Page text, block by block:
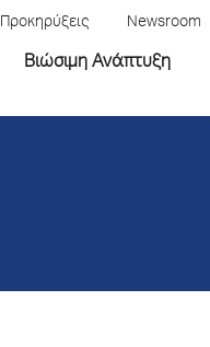
Προκηρύξεις Newsroom
Βιώσιμη Ανάπτυξη